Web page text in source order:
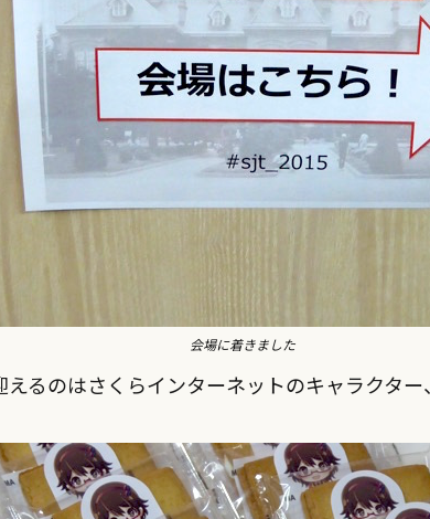
会場に着きました
るのはさくらインターネットのキャラクター、